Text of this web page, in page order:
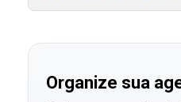
Organize sua